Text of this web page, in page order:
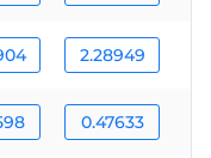
2.28949
0.47633